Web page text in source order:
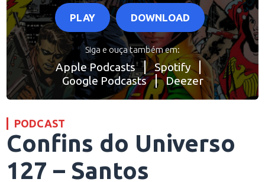
PLAY DOWNLOAD
Siga e ouça também em:
Apple Podcasts
Spotify
Google Podcasts
Deezer
PODCAST
Confins do Universo
127 – Santos